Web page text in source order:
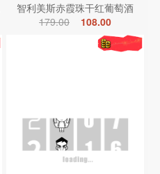
智利美斯赤霞珠干红葡萄酒
179.00
108.00